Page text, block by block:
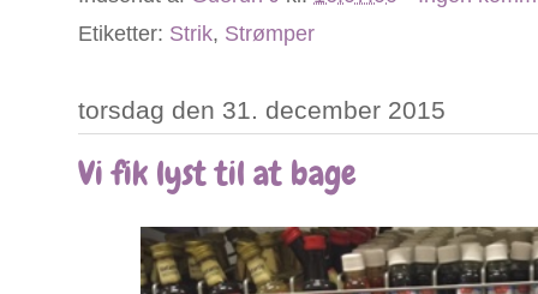
Etiketter: Strik, Strømper
torsdag den 31. december 2015
Vi fik lyst til at bage